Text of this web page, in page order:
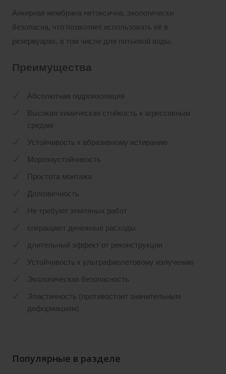
Анкерная мембрана нетоксична, экологически
безопасна, что позволяет использовать её в
резервуарах, в том числе для питьевой воды.
Преимущества
Абсолютная гидроизоляция
Высокая химическая стойкость к агрессивным
средам
Устойчивость к абразивному истиранию
Морозоустойчивость
Простота монтажа
Долговечность
Не требуют земляных работ
сокращают денежные расходы
длительный эффект от реконструкции
Устойчивость к ультрафиолетовому излучению
Экологическая безопасность
Эластичность (противостоит значительным
деформациям)
Популярные в разделе